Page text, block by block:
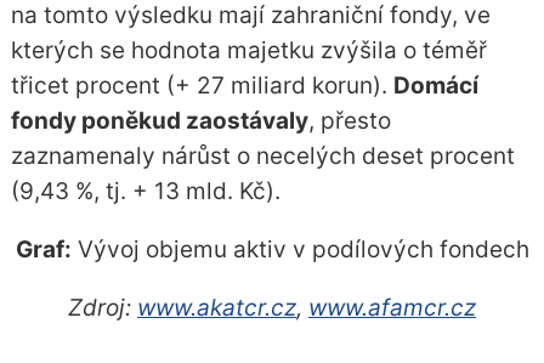
na tomto výsledku mají zahraniční fondy, ve
kterých se hodnota majetku zvýšila o téměř
třicet procent (+ 27 miliard korun). Domácí
fondy poněkud zaostávaly, přesto
zaznamenaly nárůst o necelých deset procent
(9,43 %, tj. + 13 mld. Kč).
Graf: Vývoj objemu aktiv v podílových fondech
Zdroj: www.akatcr.cz, www.afamcr.cz